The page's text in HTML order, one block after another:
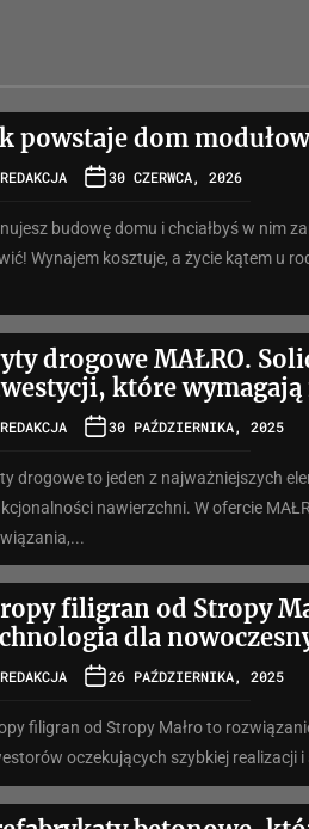
powstaje dom
REDAKCJA 30 CZERWCA, 2026
budowę domu i chciałbyś w nim
Wynajem kosztuje, a życie kątem u
drogowe MAŁRO.
które
REDAKCJA 30 PAŹDZIERNIKA, 2025
drogowe to jeden z najważniejszych
nawierzchni. W ofercie
filigran od Stropy
dla
REDAKCJA 26 PAŹDZIERNIKA, 2025
filigran od Stropy Małro to
oczekujących szybkiej realizacji